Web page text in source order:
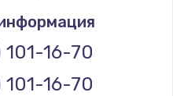
16-70
16-70